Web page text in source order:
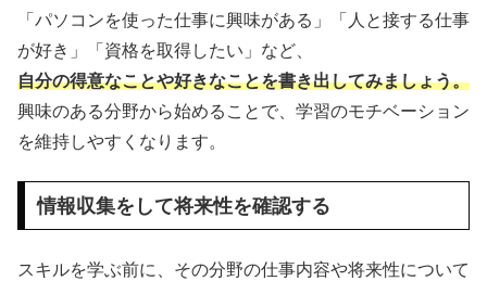
「パソコンを使った仕事に興味がある」「人と接する仕事
が好き」「資格を取得したい」など、
自分の得意なことや好きなことを書き出してみましょう。
興味のある分野から始めることで、学習のモチベーション
を維持しやすくなります。
情報収集をして将来性を確認する
スキルを学ぶ前に、その分野の仕事内容や将来性について